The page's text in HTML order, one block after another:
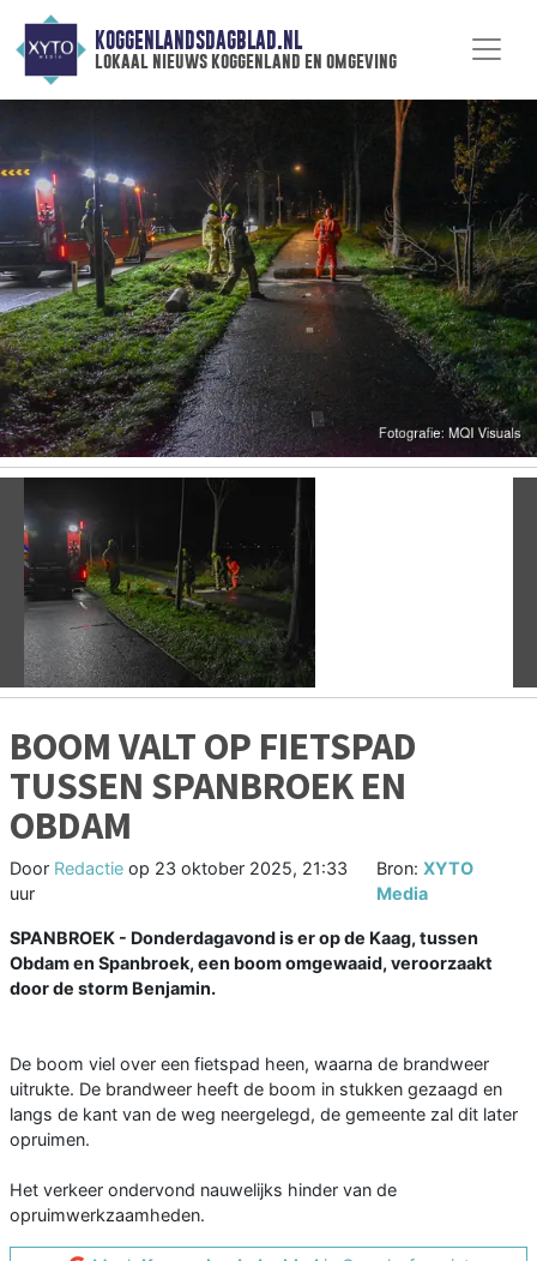
KOGGENLANDSDAGBLAD.NL
lokaal nieuws koggenland en omgeving
Vorige
BOOM VALT OP FIETSPAD
TUSSEN SPANBROEK EN
OBDAM
Door Redactie op 23 oktober 2025, 21:33
uur
Bron: XYTO
Media
SPANBROEK - Donderdagavond is er op de Kaag, tussen
Obdam en Spanbroek, een boom omgewaaid, veroorzaakt
door de storm Benjamin.
De boom viel over een fietspad heen, waarna de brandweer
uitrukte. De brandweer heeft de boom in stukken gezaagd en
langs de kant van de weg neergelegd, de gemeente zal dit later
opruimen.
Het verkeer ondervond nauwelijks hinder van de
opruimwerkzaamheden.